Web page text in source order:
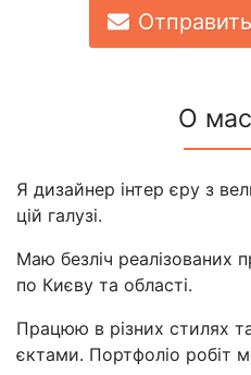
О
Я дизайнер інтер єру з
цій галузі.
Маю безліч реалізованих
по Києву та області.
Працюю в різних стилях
єктами. Портфоліо робіт